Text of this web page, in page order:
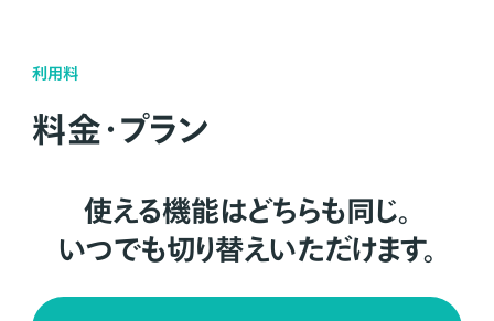
利用料
料金・プラン
使える機能はどちらも同じ。
いつでも切り替えいただけます。